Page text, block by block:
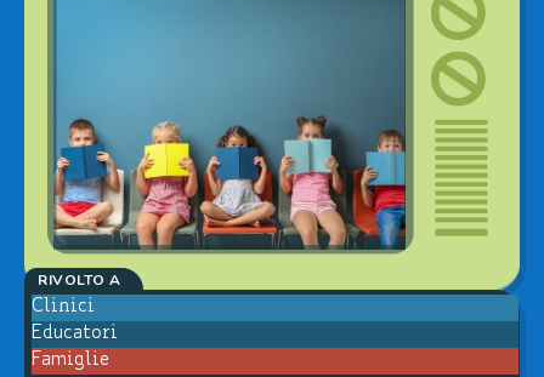
RIVOLTO A
Clinici
Educatori
Famiglie